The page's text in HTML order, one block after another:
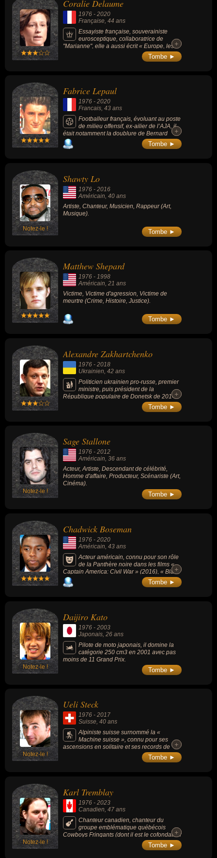
Coralie Delaume
1976 - 2020
Française , 44 ans
Essayiste française, souverainiste
eurosceptique, collaboratrice de
"Marianne", elle a aussi écrit « Europe, les
États désunis » (2014) et « Le couple franco-
allemand n'existe pas » (2018).
+
+
Tombe ►
Fabrice Lepaul
1976 - 2020
Francais, 43 ans
Footballeur français, évoluant au poste
de milieu offensif, ex-ailier de l’AJA, il
était notamment la doublure de Bernard
Diomède lors de l’année du titre de
champion en 1996.
+
+
Tombe ►
Notez-le !
Shawty Lo
1976 - 2016
Américain, 40 ans
Artiste, Chanteur, Musicien, Rappeur (Art,
Musique).
Tombe ►
Matthew Shepard
1976 - 1998
Américain, 21 ans
Victime, Victime d'agression, Victime de
meurtre (Crime, Histoire, Justice).
Tombe ►
Alexandre Zakhartchenko
1976 - 2018
Ukrainien, 42 ans
Politicien ukrainien pro-russe, premier
ministre, puis président de la
République populaire de Donetsk de 2014
jusqu'à son assassinat. Il est ainsi le
principal dirigeant des séparatistes pro-
poigne. Au moment de sa mort, les forces de
sécurité des séparatistes dénoncent un acte
« terroriste ».
+
+
Tombe ►
Notez-le !
Sage Stallone
1976 - 2012
Américain, 36 ans
Acteur, Artiste, Descendant de célébrité,
Homme d'affaire, Producteur, Scénariste (Art,
Cinéma).
Tombe ►
Chadwick Boseman
1976 - 2020
Américain, 43 ans
Acteur américain, connu pour son rôle
de la Panthère noire dans les films «
Captain America: Civil War » (2016), « Black
Panther » (2018), « Avengers: Infinity War »
(2018) et « Avengers: Endgame » (2019).
+
+
Tombe ►
Notez-le !
Daijiro Kato
1976 - 2003
Japonais , 26 ans
Pilote de moto japonais, il domine la
catégorie 250 cm3 en 2001 avec pas
moins de 11 Grand Prix.
Tombe ►
Notez-le !
Ueli Steck
1976 - 2017
Suisse, 40 ans
Alpiniste suisse surnommé la «
Machine suisse », connu pour ses
ascensions en solitaire et ses records de
vitesse, un des ambassadeurs des « speed
climbers » qui a pulvérisé pendant près de
+
+
Tombe ►
Notez-le !
Karl Tremblay
1976 - 2023
Canadien , 47 ans
Chanteur canadien, chanteur du
groupe emblématique québécois
Cowboys Fringants (dont il est le cofondateur
+
+
Tombe ►